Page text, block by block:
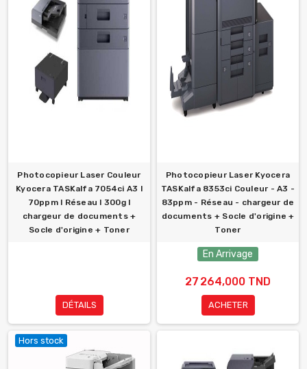
Photocopieur Laser Couleur
Kyocera TASKalfa 7054ci A3 l
70ppm l Réseau l 300g l
chargeur de documents +
Socle d'origine + Toner
DÉTAILS
Photocopieur Laser Kyocera
TASKalfa 8353ci Couleur - A3 -
83ppm - Réseau - chargeur de
documents + Socle d'origine +
Toner
En Arrivage
27 264,000 TND
ACHETER
Hors stock